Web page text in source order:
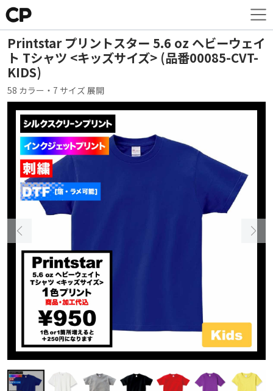
Printstar プリントスター 5.6 oz ヘビーウェイ
ト Tシャツ <キッズサイズ> (品番00085-CVT-
KIDS)
58 カラー・7 サイズ 展開